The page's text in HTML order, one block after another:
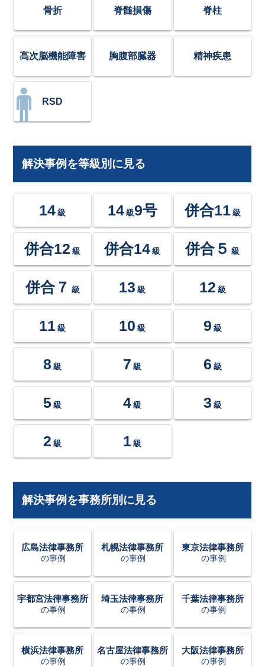
骨折 脊髄損傷 脊柱
高次脳機能障害 胸腹部臓器 精神疾患
RSD
解決事例を等級別に見る
14 級 14級9号 併合11 級
併合12 級 併合14 級 併合５ 級
併合７ 級 13 級 12 級
11 級 10 級 9 級
8 級 7 級 6 級
5 級 4 級 3 級
2 級 1 級
解決事例を事務所別に見る
広島法律事務所
の事例
札幌法律事務所
の事例
東京法律事務所
の事例
宇都宮法律事務所
の事例
埼玉法律事務所
の事例
千葉法律事務所
の事例
横浜法律事務所
の事例
名古屋法律事務所
の事例
大阪法律事務所
の事例